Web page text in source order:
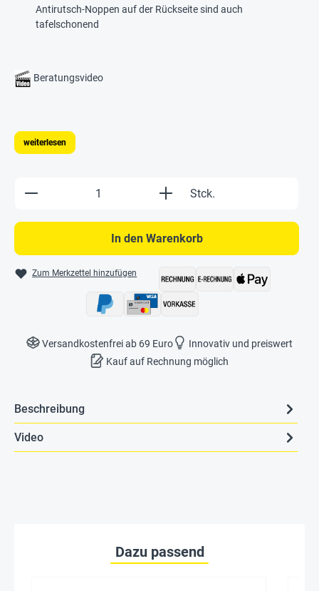
Antirutsch-Noppen auf der Rückseite sind auch
tafelschonend
Beratungsvideo
weiterlesen
Produkt Anzahl: Gib den gewünschten
Stck.
In den Warenkorb
Zum Merkzettel hinzufügen
Versandkostenfrei ab 69 Euro
Innovativ und preiswert
Kauf auf Rechnung möglich
Beschreibung
Video
Dazu passend